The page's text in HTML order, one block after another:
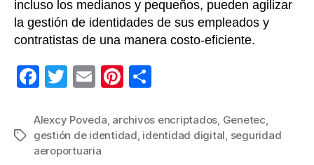
incluso los medianos y pequeños, pueden agilizar
la gestión de identidades de sus empleados y
contratistas de una manera costo-eficiente.
F
c
e
T
tt
er
E
ail
Pi
er
e
m
p
Etiquetas
Alexcy Poveda, archivos encriptados, Genetec,
gestión de identidad, identidad digital, seguridad
aeroportuaria